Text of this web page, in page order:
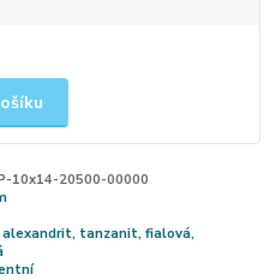
10x14-20500-00000
tanzanit, fialová,